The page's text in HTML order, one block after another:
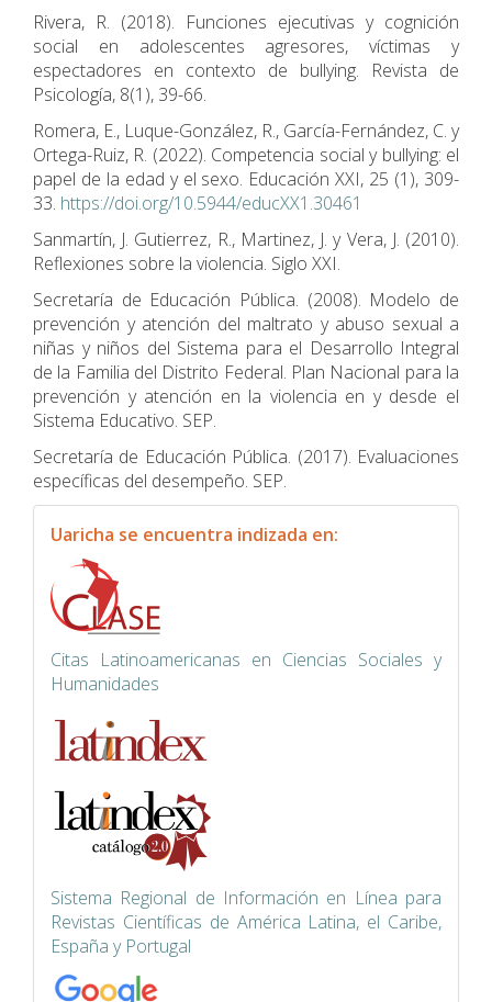
Rivera, R. (2018). Funciones ejecutivas y cognición
social en adolescentes agresores, víctimas y
espectadores en contexto de bullying. Revista de
Psicología, 8(1), 39-66.
Romera, E., Luque-González, R., García-Fernández, C. y
Ortega-Ruiz, R. (2022). Competencia social y bullying: el
papel de la edad y el sexo. Educación XXI, 25 (1), 309-
33. https://doi.org/10.5944/educXX1.30461
Sanmartín, J. Gutierrez, R., Martinez, J. y Vera, J. (2010).
Reflexiones sobre la violencia. Siglo XXI.
Secretaría de Educación Pública. (2008). Modelo de
prevención y atención del maltrato y abuso sexual a
niñas y niños del Sistema para el Desarrollo Integral
de la Familia del Distrito Federal. Plan Nacional para la
prevención y atención en la violencia en y desde el
Sistema Educativo. SEP.
Secretaría de Educación Pública. (2017). Evaluaciones
específicas del desempeño. SEP.
indexacion
Uaricha se encuentra indizada en:
Citas Latinoamericanas en Ciencias Sociales y
Humanidades
Sistema Regional de Información en Línea para
Revistas Científicas de América Latina, el Caribe,
España y Portugal